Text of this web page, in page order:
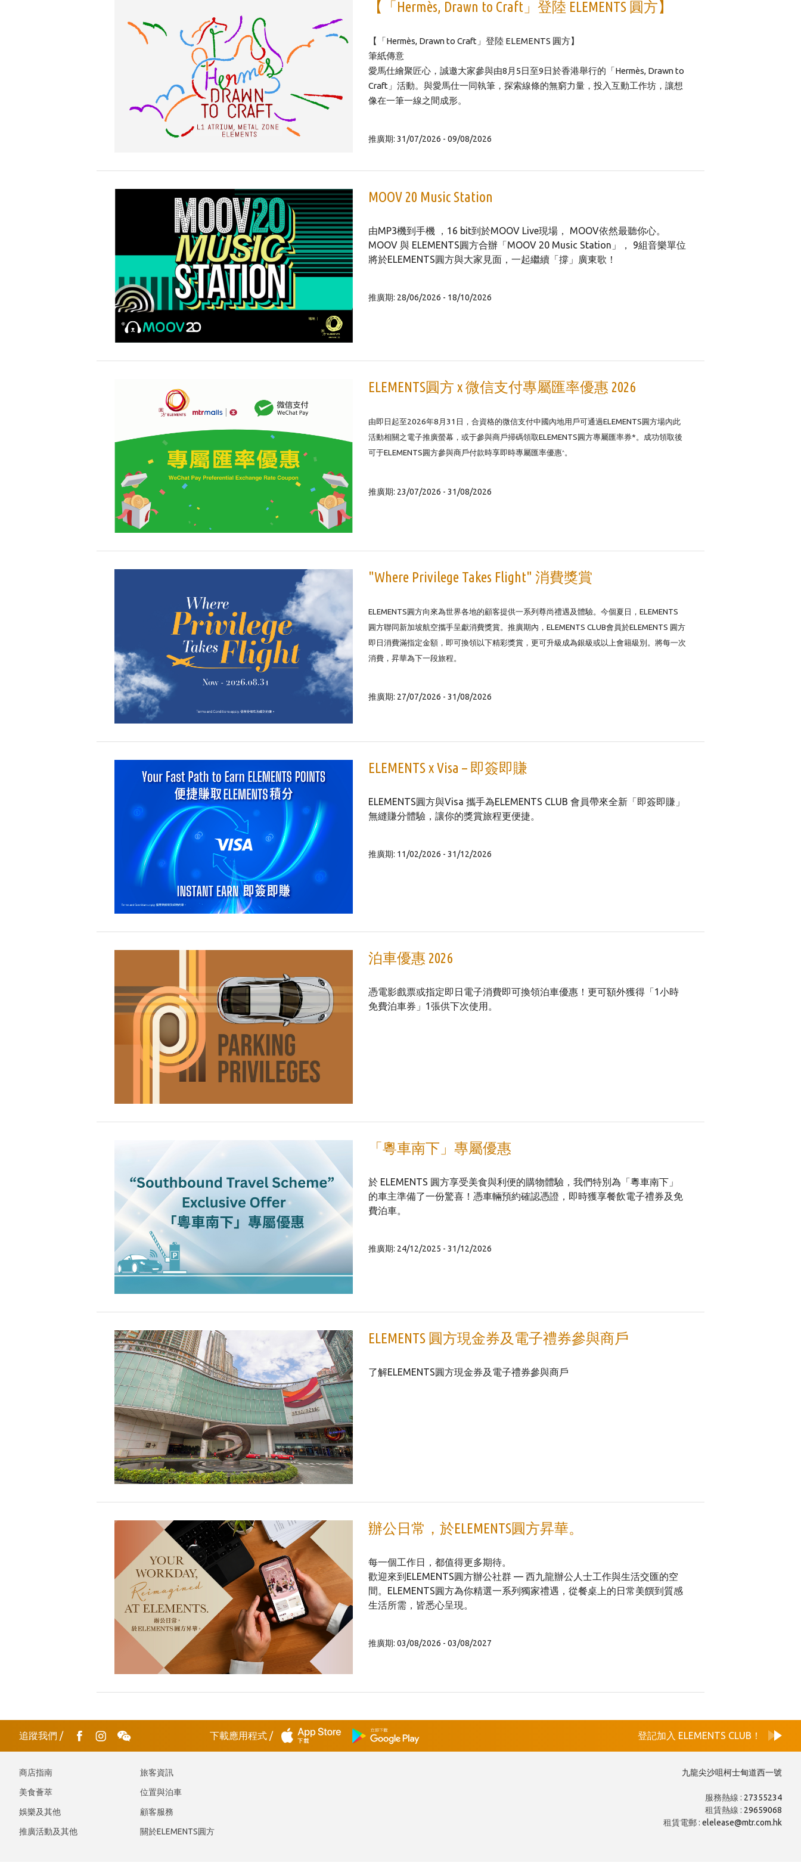
【「Hermès, Drawn to Craft」登陸 ELEMENTS 圓方】
【「Hermès, Drawn to Craft」登陸 ELEMENTS 圓方】
筆紙傳意
愛馬仕繪聚匠心，誠邀大家參與由8月5日至9日於香港舉行的「Hermès, Drawn to
Craft」活動。與愛馬仕一同執筆，探索線條的無窮力量，投入互動工作坊，讓想
像在一筆一線之間成形。
推廣期: 31/07/2026 - 09/08/2026
MOOV 20 Music Station
由MP3機到手機 ，16 bit到於MOOV Live現場， MOOV依然最聽你心。
MOOV 與 ELEMENTS圓方合辦「MOOV 20 Music Station」， 9組音樂單位
將於ELEMENTS圓方與大家見面，一起繼續「撐」廣東歌！
推廣期: 28/06/2026 - 18/10/2026
ELEMENTS圓方 x 微信支付專屬匯率優惠 2026
由即日起至2026年8月31日，合資格的微信支付中國內地用戶可通過ELEMENTS圓方場內此
活動相關之電子推廣螢幕，或于參與商戶掃碼領取ELEMENTS圓方專屬匯率券*。成功領取後
可于ELEMENTS圓方參與商戶付款時享即時專屬匯率優惠^。
推廣期: 23/07/2026 - 31/08/2026
"Where Privilege Takes Flight" 消費獎賞
ELEMENTS圓方向來為世界各地的顧客提供一系列尊尚禮遇及體驗。今個夏日，ELEMENTS
圓方聯同新加坡航空攜手呈獻消費獎賞。推廣期內，ELEMENTS CLUB會員於ELEMENTS 圓方
即日消費滿指定金額，即可換領以下精彩獎賞，更可升級成為銀級或以上會籍級別。將每一次
消費，昇華為下一段旅程。
推廣期: 27/07/2026 - 31/08/2026
ELEMENTS x Visa – 即簽即賺
ELEMENTS圓方與Visa 攜手為ELEMENTS CLUB 會員帶來全新「即簽即賺」
無縫賺分體驗，讓你的獎賞旅程更便捷。
推廣期: 11/02/2026 - 31/12/2026
泊車優惠 2026
憑電影戲票或指定即日電子消費即可換領泊車優惠！更可額外獲得「1小時
免費泊車券」1張供下次使用。
「粵車南下」專屬優惠
於 ELEMENTS 圓方享受美食與利便的購物體驗，我們特別為「粵車南下」
的車主準備了一份驚喜！憑車輛預約確認憑證，即時獲享餐飲電子禮券及免
費泊車。
推廣期: 24/12/2025 - 31/12/2026
ELEMENTS 圓方現金券及電子禮券參與商戶
了解ELEMENTS圓方現金券及電子禮券參與商戶
辦公日常，於ELEMENTS圓方昇華。
每一個工作日，都值得更多期待。
歡迎來到ELEMENTS圓方辦公社群 — 西九龍辦公人士工作與生活交匯的空
間。ELEMENTS圓方為你精選一系列獨家禮遇，從餐桌上的日常美饌到質感
生活所需，皆悉心呈現。
推廣期: 03/08/2026 - 03/08/2027
追蹤我們 / 下載應用程式 / 登記加入 ELEMENTS CLUB！
商店指南
美食薈萃
娛樂及其他
推廣活動及其他
旅客資訊
位置與泊車
顧客服務
關於ELEMENTS圓方
九龍尖沙咀柯士甸道西一號
服務熱線 : 27355234
租賃熱線 : 29659068
租賃電郵 : elelease@mtr.com.hk